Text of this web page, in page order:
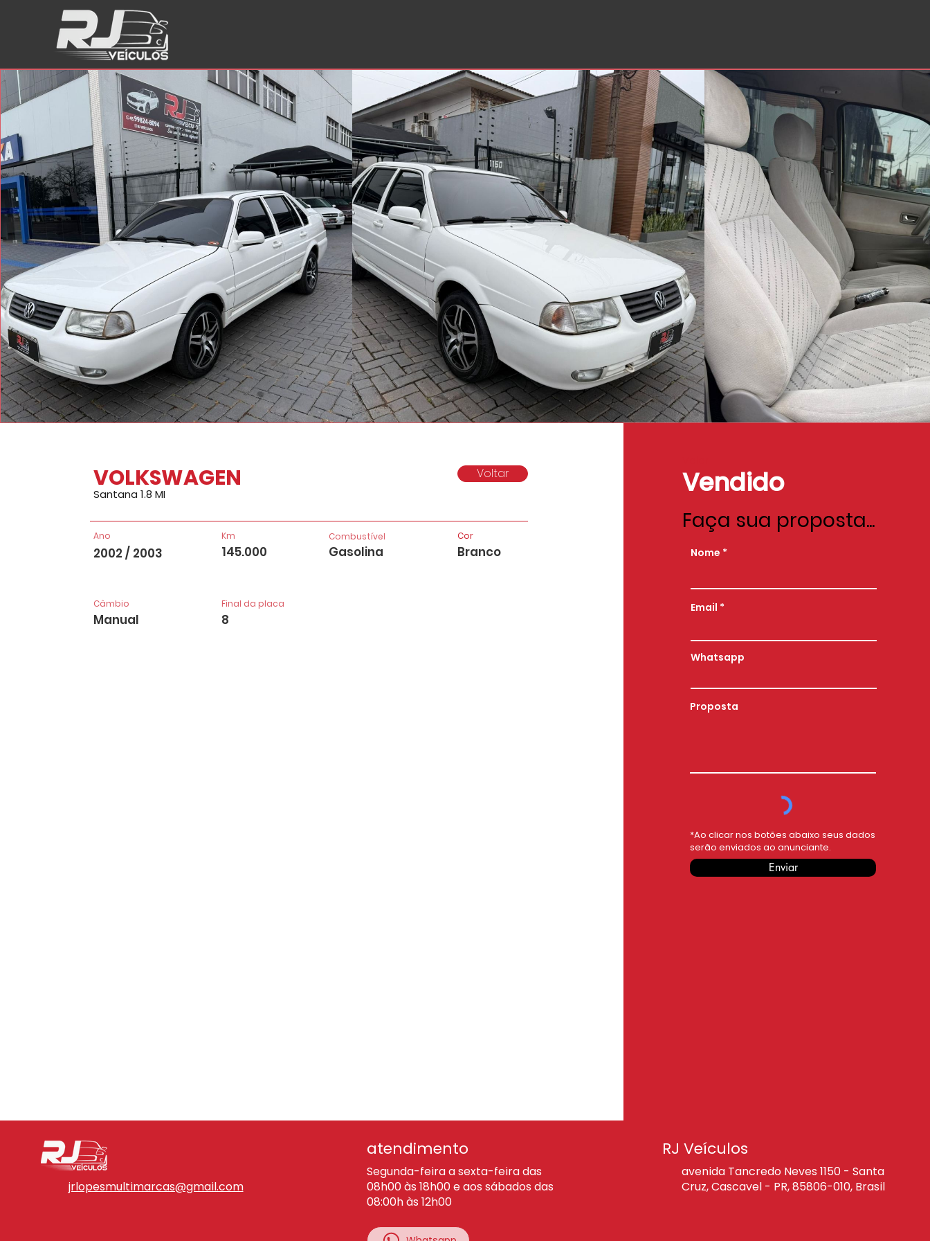
VOLKSWAGEN
Santana 1.8 MI
Voltar
Ano
2002 / 2003
Km
145.000
Combustível
Gasolina
Cor
Branco
Câmbio
Manual
Final da placa
8
Vendido
Faça sua proposta...
Nome
Email
Whatsapp
Proposta
*Ao clicar nos botões abaixo seus dados
serão enviados ao anunciante.
Enviar
jrlopesmultimarcas@gmail.com
atendimento
Segunda-feira a sexta-feira das
08h00 às 18h00 e aos sábados das
08:00h às 12h00
RJ Veículos
avenida Tancredo Neves 1150 - Santa
Cruz, Cascavel - PR, 85806-010, Brasil